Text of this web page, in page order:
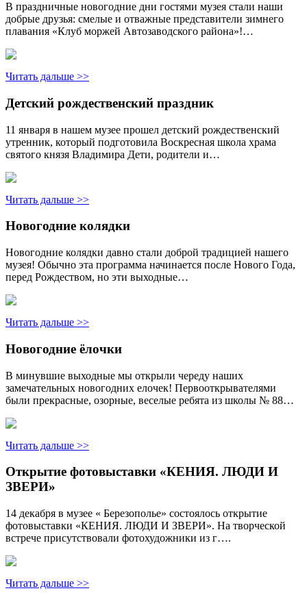
В праздничные новогодние дни гостями музея стали наши
добрые друзья: смелые и отважные представители зимнего
плавания «Клуб моржей Автозаводского района»!…
Читать дальше >>
Детский рождественский праздник
11 января в нашем музее прошел детский рождественский
утренник, который подготовила Воскресная школа храма
святого князя Владимира Дети, родители и…
Читать дальше >>
Новогодние колядки
Новогодние колядки давно стали доброй традицией нашего
музея! Обычно эта программа начинается после Нового Года,
перед Рождеством, но эти выходные…
Читать дальше >>
Новогодние ёлочки
В минувшие выходные мы открыли череду наших
замечательных новогодних елочек! Первооткрывателями
были прекрасные, озорные, веселые ребята из школы № 88…
Читать дальше >>
Открытие фотовыставки «КЕНИЯ. ЛЮДИ И
ЗВЕРИ»
14 декабря в музее « Березополье» состоялось открытие
фотовыставки «КЕНИЯ. ЛЮДИ И ЗВЕРИ». На творческой
встрече присутствовали фотохудожники из г….
Читать дальше >>